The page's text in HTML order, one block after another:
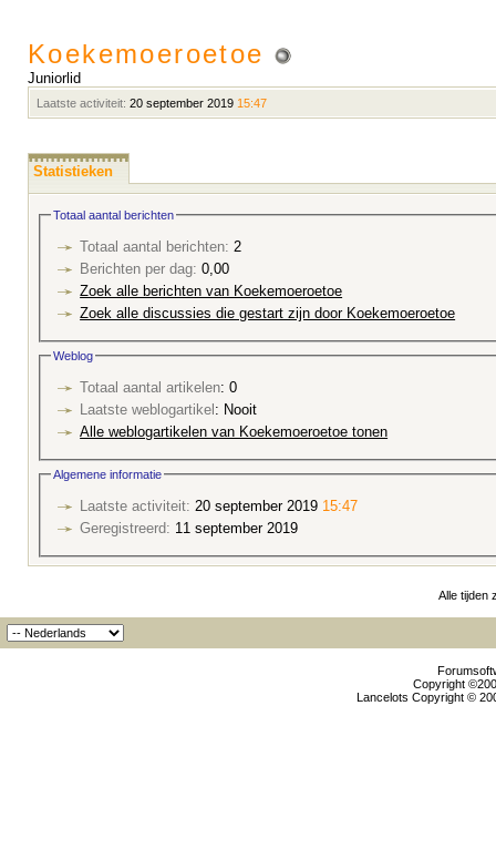
Koekemoeroetoe
Juniorlid
Laatste activiteit: 20 september 2019 15:47
Statistieken
Totaal aantal berichten
Totaal aantal berichten: 2
Berichten per dag: 0,00
Zoek alle berichten van Koekemoeroetoe
Zoek alle discussies die gestart zijn door Koekemoeroetoe
Weblog
Totaal aantal artikelen: 0
Laatste weblogartikel
: Nooit
Alle weblogartikelen van Koekemoeroetoe tonen
Algemene informatie
Laatste activiteit: 20 september 2019 15:47
Geregistreerd: 11 september 2019
Alle tijden
Copyright
Lancelots Copyright ©